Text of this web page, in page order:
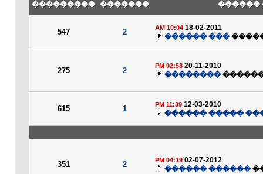
���
�������
���������
18-02-2011
10:04 AM
��� ������
2
547
20-11-2010
02:58 PM
��������
2
275
12-03-2010
11:39 PM
�������� �����
1
615
02-07-2012
04:19 PM
������ ������
2
351